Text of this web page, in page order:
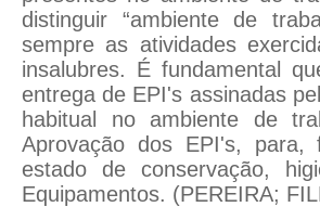
distinguir “ambiente de
sempre as atividades
insalubres. É fundamental
entrega de EPI's assinadas
habitual no ambiente de
Aprovação dos EPI's, para,
estado de conservação,
Equipamentos. (PEREIRA;